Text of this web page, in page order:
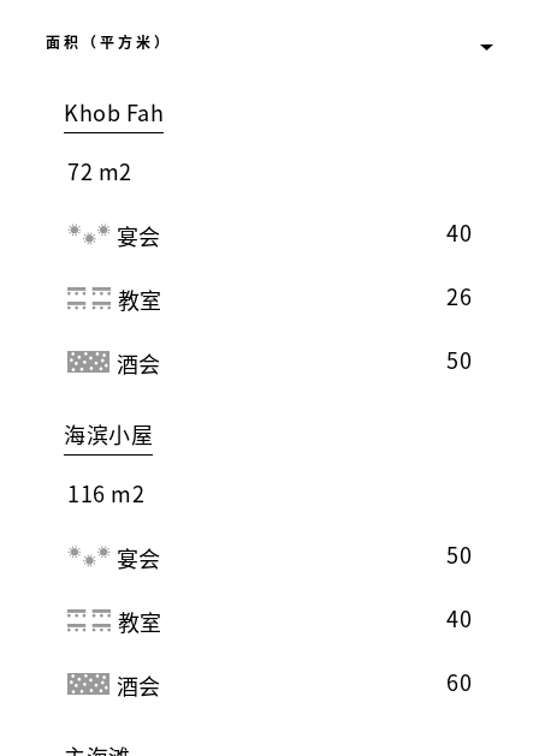
Khob Fah
72 m2
宴会
40
教室 26
酒会 50
海滨小屋
116 m2
宴会
50
教室 40
酒会 60